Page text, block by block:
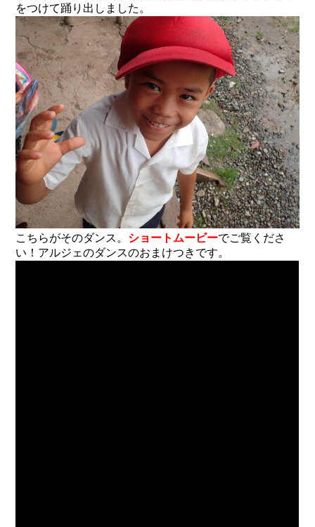
をつけて踊り出しました。
こちらがそのダンス。 ショートムービーでご覧くださ
い！アルジェのダンスのおまけつきです。